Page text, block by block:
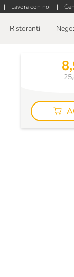
| Lavora con noi |
Ristoranti